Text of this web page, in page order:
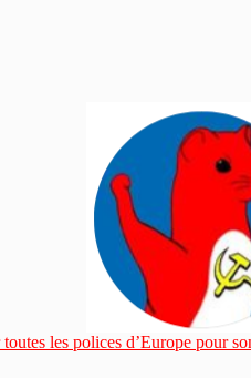
les polices d’Europe pour